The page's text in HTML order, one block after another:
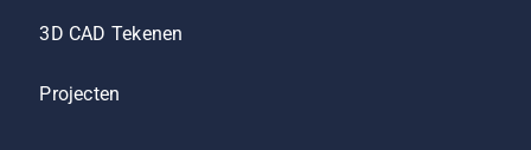
3D CAD Tekenen
Projecten